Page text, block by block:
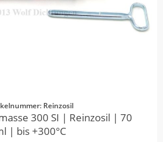
Reinzosil
300 SI | Reinzosil | 70
| bis +300°C